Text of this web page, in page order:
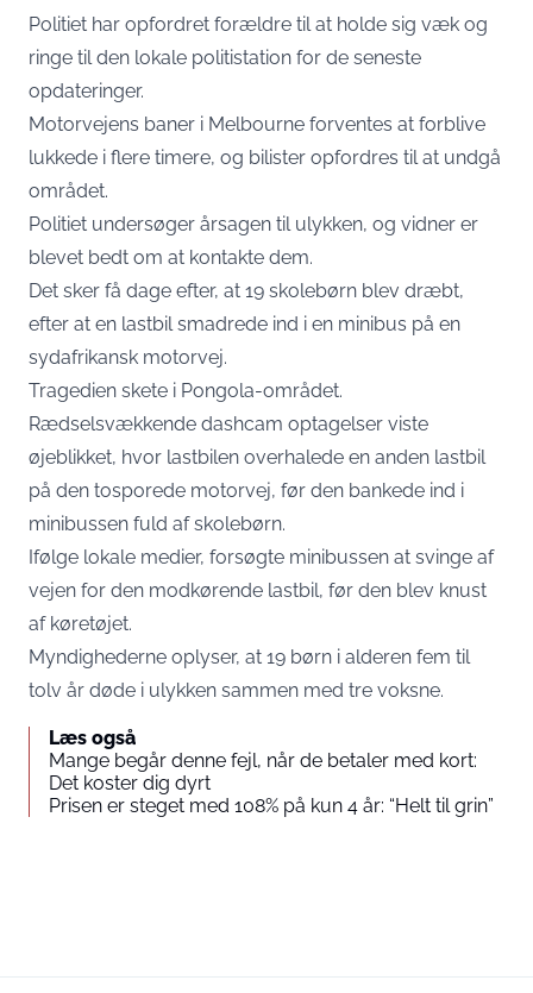
Politiet har opfordret forældre til at holde sig væk og
ringe til den lokale politistation for de seneste
opdateringer.
Motorvejens baner i Melbourne forventes at forblive
lukkede i flere timere, og bilister opfordres til at undgå
området.
Politiet undersøger årsagen til ulykken, og vidner er
blevet bedt om at kontakte dem.
Det sker få dage efter, at 19 skolebørn blev dræbt,
efter at en lastbil smadrede ind i en minibus på en
sydafrikansk motorvej.
Tragedien skete i Pongola-området.
Rædselsvækkende dashcam optagelser viste
øjeblikket, hvor lastbilen overhalede en anden lastbil
på den tosporede motorvej, før den bankede ind i
minibussen fuld af skolebørn.
Ifølge lokale medier, forsøgte minibussen at svinge af
vejen for den modkørende lastbil, før den blev knust
af køretøjet.
Myndighederne oplyser, at 19 børn i alderen fem til
tolv år døde i ulykken sammen med tre voksne.
Læs også
Mange begår denne fejl, når de betaler med kort:
Det koster dig dyrt
Prisen er steget med 108% på kun 4 år: “Helt til grin”